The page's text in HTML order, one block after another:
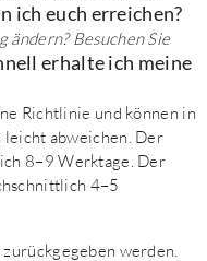
ich euch erreichen?
ändern? Besuchen Sie
erhalte ich meine
Richtlinie und können in
abweichen. Der
8–9 Werktage. Der
4–5
werden.